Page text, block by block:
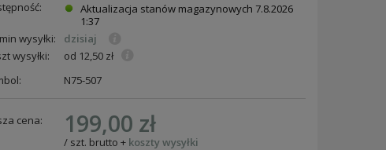
Aktualizacja stanów magazynowych 7.8.2026
1:37
wysyłki:
dzisiaj
wysyłki:
od 12,50 zł
N75-507
cena: 199,00 zł
/ szt. brutto+ koszty wysyłki